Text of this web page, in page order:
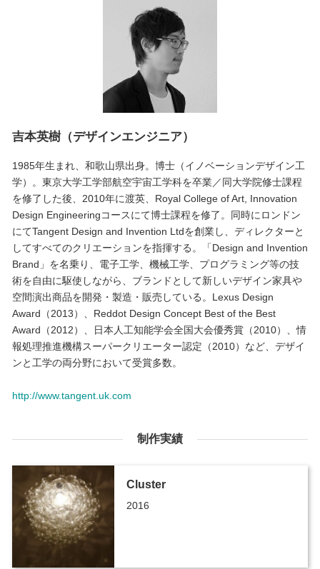
吉本英樹（デザインエンジニア）
1985年生まれ、和歌山県出身。博士（イノベーションデザイン工
学）。東京大学工学部航空宇宙工学科を卒業／同大学院修士課程
を修了した後、2010年に渡英、Royal College of Art, Innovation
Design Engineeringコースにて博士課程を修了。同時にロンドン
にてTangent Design and Invention Ltdを創業し、ディレクターと
してすべてのクリエーションを指揮する。「Design and Invention
Brand」を名乗り、電子工学、機械工学、プログラミング等の技
術を自由に駆使しながら、ブランドとして新しいデザイン家具や
空間演出商品を開発・製造・販売している。Lexus Design
Award（2013）、Reddot Design Concept Best of the Best
Award（2012）、日本人工知能学会全国大会優秀賞（2010）、情
報処理推進機構スーパークリエーター認定（2010）など、デザイ
ンと工学の両分野において受賞多数。
http://www.tangent.uk.com
制作実績
Cluster
2016